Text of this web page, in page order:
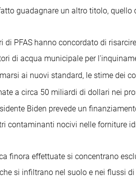
guadagnare un altro titolo, quello
di PFAS hanno concordato di
di acqua municipale per
ai nuovi standard, le stime dei
a circa 50 miliardi di dollari nei
Biden prevede un
contaminanti nocivi nelle forniture
finora effettuate si concentrano
si infiltrano nel suolo e nei flussi